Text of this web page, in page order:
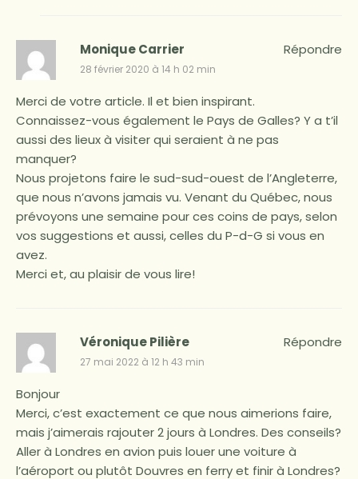
Monique Carrier
28 février 2020 à 14 h 02 min
Merci de votre article. Il et bien inspirant.
Connaissez-vous également le Pays de Galles? Y a t’il
aussi des lieux à visiter qui seraient à ne pas
manquer?
Nous projetons faire le sud-sud-ouest de l’Angleterre,
que nous n’avons jamais vu. Venant du Québec, nous
prévoyons une semaine pour ces coins de pays, selon
vos suggestions et aussi, celles du P-d-G si vous en
avez.
Merci et, au plaisir de vous lire!
Répondre
Véronique Pilière
27 mai 2022 à 12 h 43 min
Bonjour
Merci, c’est exactement ce que nous aimerions faire,
mais j’aimerais rajouter 2 jours à Londres. Des conseils?
Aller à Londres en avion puis louer une voiture à
l’aéroport ou plutôt Douvres en ferry et finir à Londres?
Répondre